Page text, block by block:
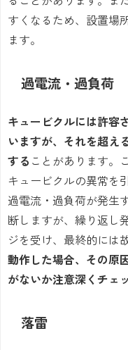
すくなるため、設置場
ます。
過電流・過負荷
キュービクルには許容
いますが、それを超え
する ことがあります。
キュービクルの異常を
過電流・過負荷が発生
断しますが、繰り返し
ジを受け、最終的には
動作した場合、その原
がないか注意深くチェ
落雷